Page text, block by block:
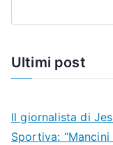
Ultimi post
Il giornalista di
Sportiva: